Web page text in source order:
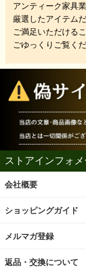
アンティーク家具
厳選したアイテムだ
ご満足いただける
ごゆっくりご覧く
ストアインフォ
会社概要
ショッピングガイド
メルマガ登録
返品・交換について